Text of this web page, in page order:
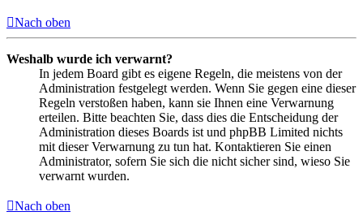
Nach oben
Weshalb wurde ich verwarnt?
In jedem Board gibt es eigene Regeln, die meistens von der
Administration festgelegt werden. Wenn Sie gegen eine dieser
Regeln verstoßen haben, kann sie Ihnen eine Verwarnung
erteilen. Bitte beachten Sie, dass dies die Entscheidung der
Administration dieses Boards ist und phpBB Limited nichts
mit dieser Verwarnung zu tun hat. Kontaktieren Sie einen
Administrator, sofern Sie sich die nicht sicher sind, wieso Sie
verwarnt wurden.
Nach oben